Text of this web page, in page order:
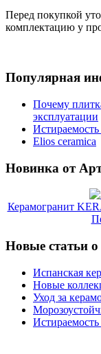
Перед покупкой
комплектацию у
Популярная
Почему
эксплуатации
Elios ceramica
Новинка от
Керамогранит
Новые статьи о
Испанская
Новые
Уход за